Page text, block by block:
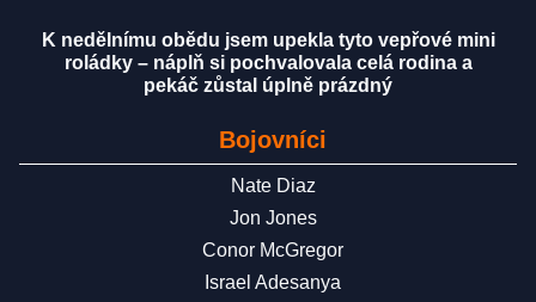
K nedělnímu obědu jsem upekla tyto vepřové mini
roládky – náplň si pochvalovala celá rodina a
pekáč zůstal úplně prázdný
Bojovníci
Nate Diaz
Jon Jones
Conor McGregor
Israel Adesanya